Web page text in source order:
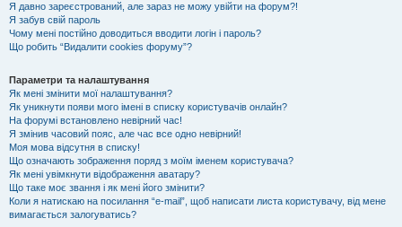
Я давно зареєстрований, але зараз не можу увійти на форум?!
Я забув свій пароль
Чому мені постійно доводиться вводити логін і пароль?
Що робить “Видалити cookies форуму”?
Параметри та налаштування
Як мені змінити мої налаштування?
Як уникнути появи мого імені в списку користувачів онлайн?
На форумі встановлено невірний час!
Я змінив часовий пояс, але час все одно невірний!
Моя мова відсутня в списку!
Що означають зображення поряд з моїм іменем користувача?
Як мені увімкнути відображення аватару?
Що таке моє звання і як мені його змінити?
Коли я натискаю на посилання “e-mail”, щоб написати листа користувачу, від мене
вимагається залогуватись?